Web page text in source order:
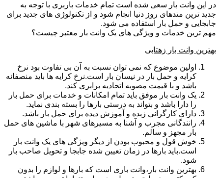
در این وانت بار سعی شده است تمام خدمات باربری با توجه به
جدید ترین متدهای روز دنیا انجام شود و از تکنولوژی های جدید برای
جابجایی و حمل بار استفاده می شود.
مهم ترین خدمات و ویژگی های یک وانت بار معتبر چیست؟
بهترین وانت بار زهتابی
اولین موضوع که نمی توان نسبت به آن بی تفاوت بود نرخ
کرایه و حمل بار در نیسان بار است.نرخ کرایه ها باید منصفانه
باشد و با قیمت مصوبه اتحادیه برابری کند.
یک وانت بار موفق باید تمام امکانات و خدمات برای حمل بار
را دارا باشد و بتواند به درستی بارها را بسته بندی نماید.
دارای کارگرانی زبده و آموزش دیده برای حمل بار باشد.
رانندگانی مجرب و آشنا به مسیرهای شهر با ماشین های حمل
بار مجهز و سالم.
خوش قول و محبوب بودن از دیگر ویژگی های یک وانت بار
است.باید بارها در زمان تعیین شده جابجا و تحویل صاحب بار
شود.
بهترین وانت بار،وانت باری است که بارها و لوازم را بدون